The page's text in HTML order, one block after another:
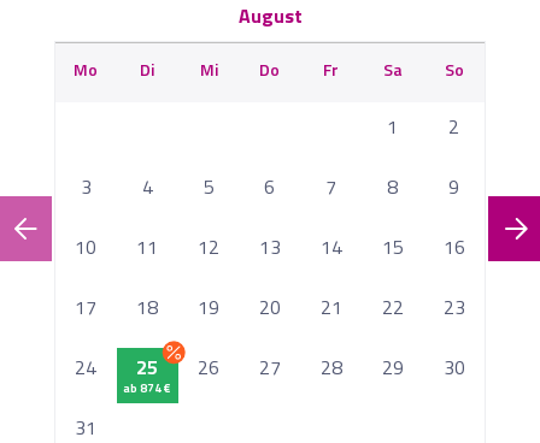
August
Mo Di Mi Do Fr Sa So
1 2
3 4 5 6 7 8 9
10 11 12 13 14 15 16
17 18 19 20 21 22 23
24 25
ab 874 €
26 27 28 29 30
31